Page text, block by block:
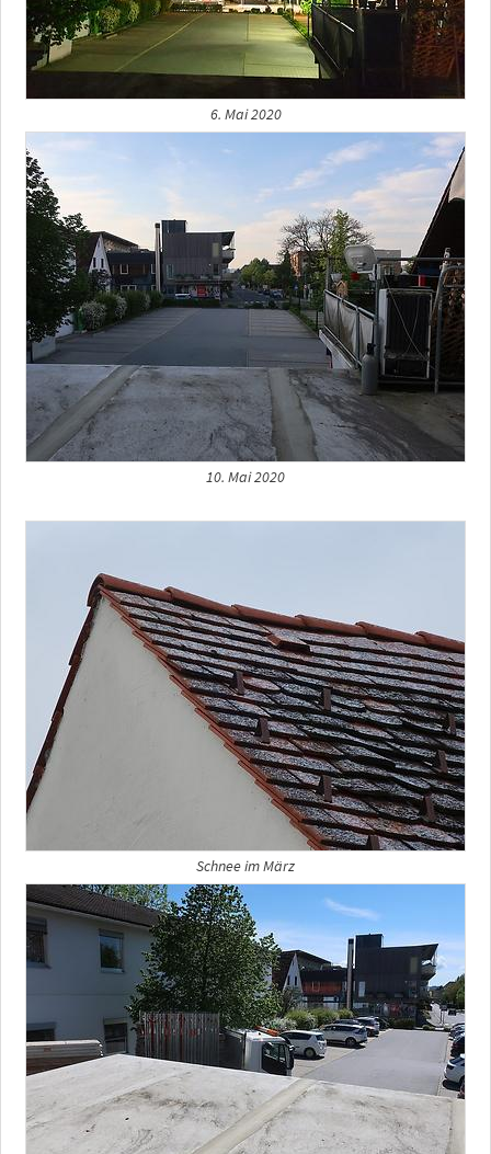
6. Mai 2020
10. Mai 2020
Schnee im März